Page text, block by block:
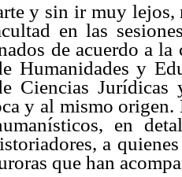
y sin ir muy
en las
de acuerdo a
Humanidades y
Ciencias
y al mismo
en
a
que han